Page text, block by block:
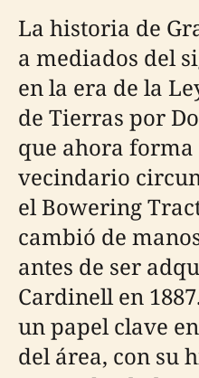
La historia de
a mediados del
en la era de la
de Tierras por
que ahora
vecindario
el Bowering
cambió de
antes de ser
Cardinell en
un papel clave
del área, con su